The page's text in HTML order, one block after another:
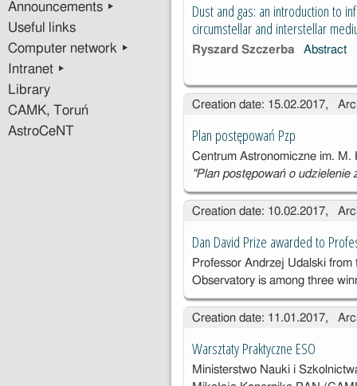
Announcements ▸
Useful links
Computer network ▸
Intranet ▸
Library
CAMK, Toruń
AstroCeNT
Dust and gas: an introduction to
circumstellar and interstellar
Ryszard Szczerba Abstract
Creation date: 15.02.2017,
Plan postępowań Pzp
Centrum Astronomiczne im.
"Plan postępowań o udzielenie
Creation date: 10.02.2017,
Dan David Prize awarded to
Professor Andrzej Udalski
Observatory is among three
Creation date: 11.01.2017,
Warsztaty Praktyczne ESO
Ministerstwo Nauki i